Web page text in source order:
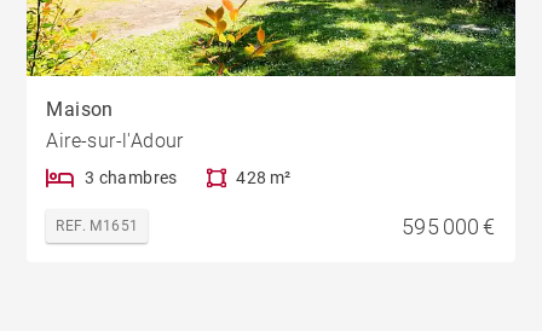
Maison
Aire-sur-l'Adour
3 chambres 428 m²
REF. M1651 595 000 €